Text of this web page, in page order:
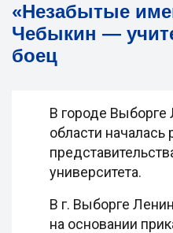
«Незабытые
Чебыкин —
боец
В городе Выборге
области началась
университета.
В г. Выборге
на основании